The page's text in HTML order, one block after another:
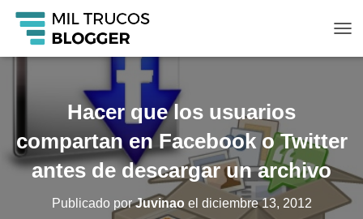
A
M
O
D
Hacer que los usuarios
compartan en Facebook o Twitter
antes de descargar un archivo
Publicado porJuvinao el diciembre 13, 2012